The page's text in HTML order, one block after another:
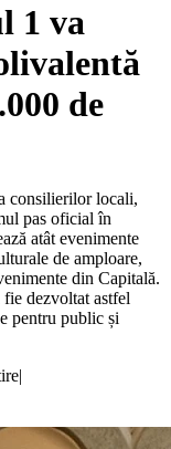
1 va
de
consilierilor locali,
pas oficial în
atât evenimente
de amploare,
din Capitală.
dezvoltat astfel
pentru public și
|